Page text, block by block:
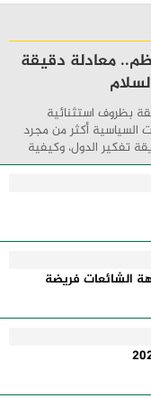
معادلة دقيقة
بظروف استثنائية
السياسية أكثر من مجرد
تفكير الدول، وكيفية
بين القوة ...
الشائعات فريضة